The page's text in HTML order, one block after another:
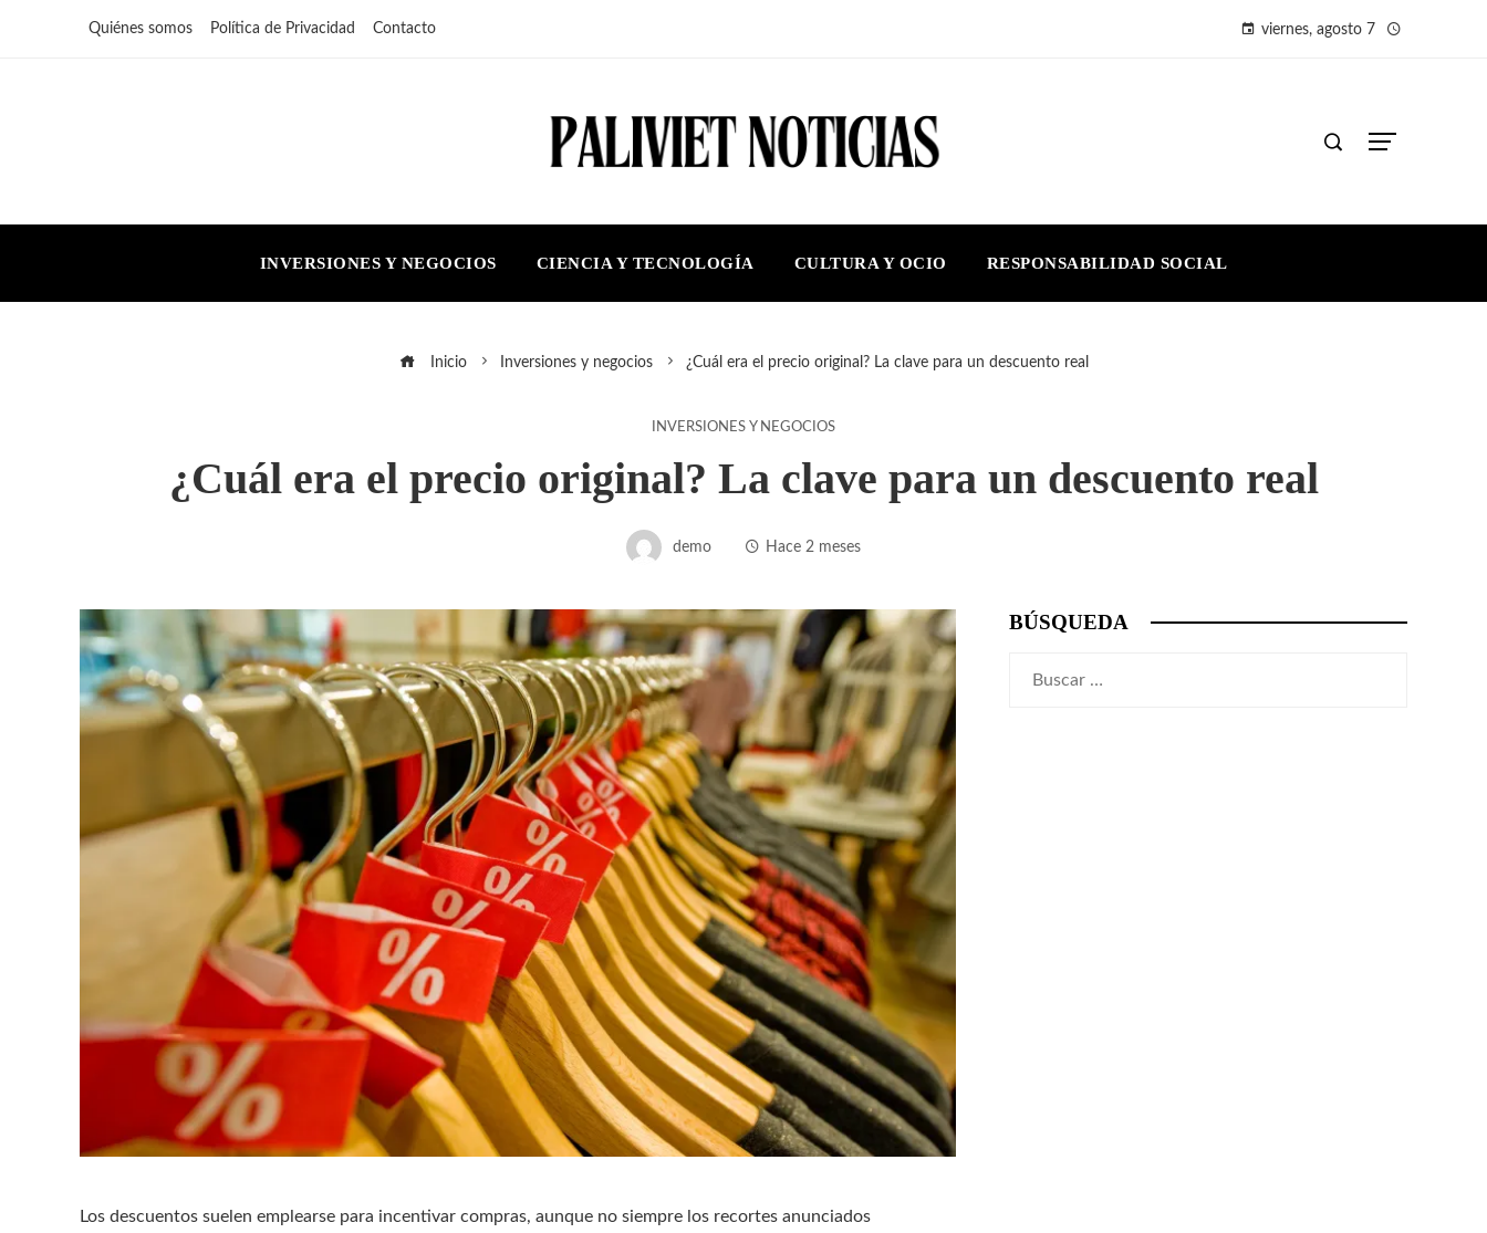
Quiénes somos Política de Privacidad Contacto viernes, agosto 7
INVERSIONES Y NEGOCIOS CIENCIA Y TECNOLOGÍA CULTURA Y OCIO RESPONSABILIDAD SOCIAL
Inicio Inversiones y negocios ¿Cuál era el precio original? La clave para un descuento real
INVERSIONES Y NEGOCIOS
¿Cuál era el precio original? La clave para un descuento real
demo Hace 2 meses
Los descuentos suelen emplearse para incentivar compras, aunque no siempre los recortes anunciados
BÚSQUEDA